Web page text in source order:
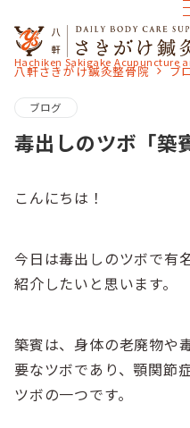
Hachiken Sakigake Acupuncture
八軒さきがけ鍼灸整骨院 ブ
ブログ
毒出しのツボ「築
こんにちは！
今日は毒出しのツボで有
紹介したいと思います。
築賓は、身体の老廃物や
要なツボであり、顎関節
ツボの一つです。